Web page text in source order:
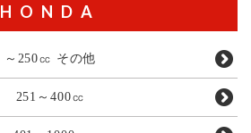
HONDA
～250㏄ その他
251～400㏄